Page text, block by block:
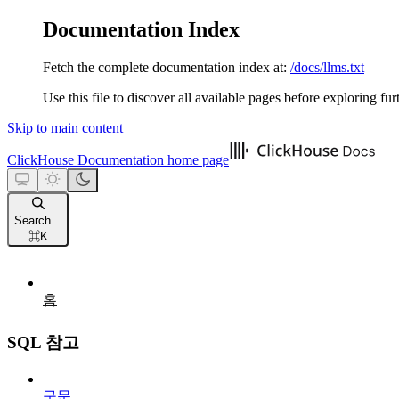
Documentation Index
Fetch the complete documentation index at: /docs/llms.txt
Use this file to discover all available pages before exploring
Skip to main content
ClickHouse Documentation home page
Search...
⌘K
홈
SQL 참고
구문